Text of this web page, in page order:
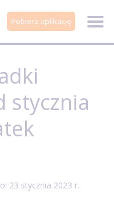
Pobierz aplikację
stycznia
23 stycznia 2023 r.